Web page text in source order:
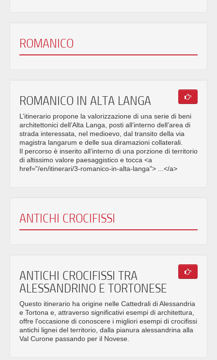
ROMANICO
ROMANICO IN ALTA LANGA
L’itinerario propone la valorizzazione di una serie di beni
architettonici dell’Alta Langa, posti all’interno dell’area di
strada interessata, nel medioevo, dal transito della via
magistra langarum e delle sua diramazioni collaterali.
Il percorso è inserito all’interno di una porzione di territorio
di altissimo valore paesaggistico e tocca <a
href="/en/itinerari/3-romanico-in-alta-langa"> ...</a>
ANTICHI CROCIFISSI
ANTICHI CROCIFISSI TRA
ALESSANDRINO E TORTONESE
Questo itinerario ha origine nelle Cattedrali di Alessandria
e Tortona e, attraverso significativi esempi di architettura,
offre l'occasione di conoscere i migliori esempi di crocifissi
antichi lignei del territorio, dalla pianura alessandrina alla
Val Curone passando per il Novese.